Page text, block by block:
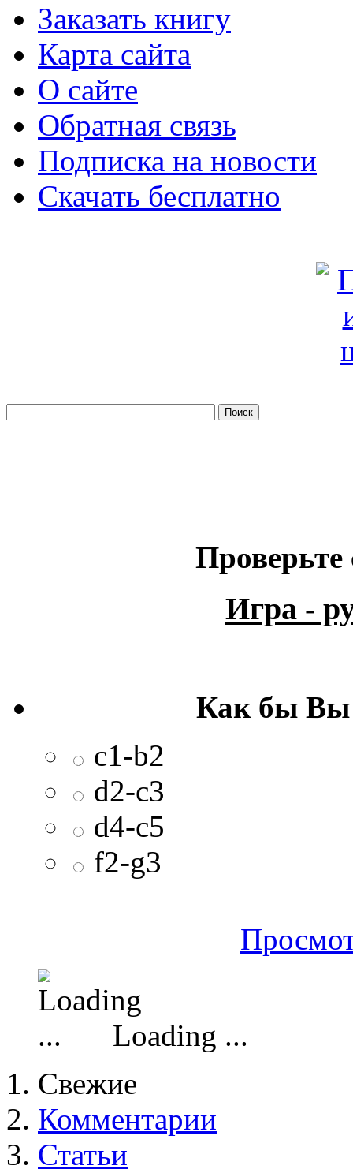
Заказать книгу
Карта сайта
О сайте
Обратная связь
Подписка на новости
Скачать бесплатно
Проверьте
Игра -
Как бы Вы
c1-b2
d2-c3
d4-c5
f2-g3
Loading ...
Свежие
Комментарии
Статьи